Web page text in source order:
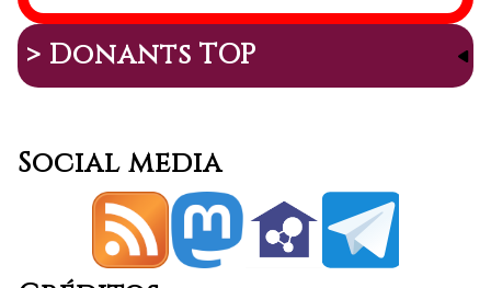
> Donants TOP
Social media